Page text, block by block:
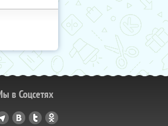
в Соцсетях